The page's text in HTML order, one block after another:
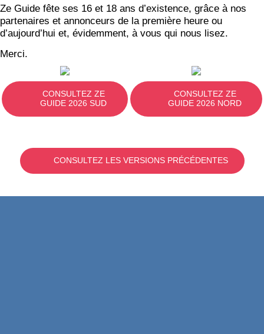
Ze Guide fête ses 16 et 18 ans d’existence, grâce à nos
partenaires et annonceurs de la première heure ou
d’aujourd’hui et, évidemment, à vous qui nous lisez.
Merci.
CONSULTEZ ZE
GUIDE 2026 SUD
CONSULTEZ ZE
GUIDE 2026 NORD
CONSULTEZ LES VERSIONS PRÉCÉDENTES